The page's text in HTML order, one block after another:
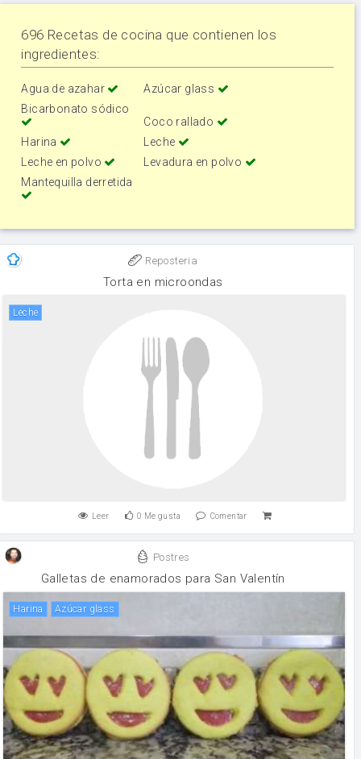
696 Recetas de cocina que contienen los
ingredientes:
Agua de azahar
Azúcar glass
Bicarbonato sódico
Coco rallado
Harina
Leche
Leche en polvo
Levadura en polvo
Mantequilla derretida
Reposteria
Torta en microondas
leche
Leer 0 Me gusta Comentar
Postres
Galletas de enamorados para San Valentín
harina Azúcar glass